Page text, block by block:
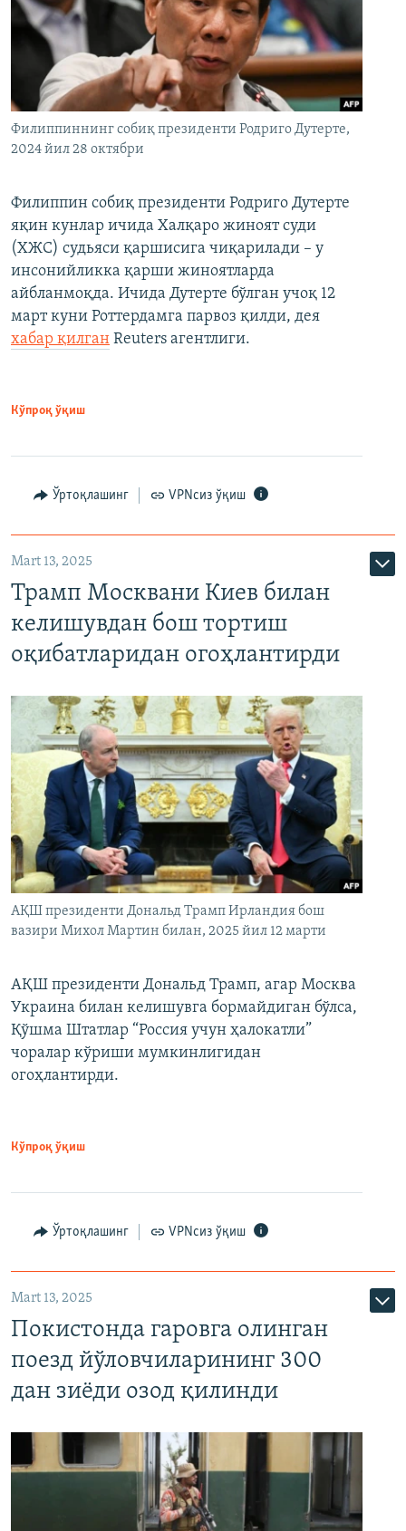
Филиппиннинг собиқ президенти Родриго Дутерте,
2024 йил 28 октябри
Филиппин собиқ президенти Родриго Дутерте
яқин кунлар ичида Халқаро жиноят суди
(ХЖС) судьяси қаршисига чиқарилади – у
инсонийликка қарши жиноятларда
айбланмоқда. Ичида Дутерте бўлган учоқ 12
март куни Роттердамга парвоз қилди, дея
хабар қилган Reuters агентлиги.
Кўпроқ ўқиш
Ўртоқлашинг VPNсиз ўқиш
Mart 13, 2025
Трамп Москвани Киев билан
келишувдан бош тортиш
оқибатларидан огоҳлантирди
АҚШ президенти Дональд Трамп Ирландия бош
вазири Михол Мартин билан, 2025 йил 12 марти
АҚШ президенти Дональд Трамп, агар Москва
Украина билан келишувга бормайдиган бўлса,
Қўшма Штатлар “Россия учун ҳалокатли”
чоралар кўриши мумкинлигидан
огоҳлантирди.
Кўпроқ ўқиш
Ўртоқлашинг VPNсиз ўқиш
Mart 13, 2025
Покистонда гаровга олинган
поезд йўловчиларининг 300
дан зиёди озод қилинди